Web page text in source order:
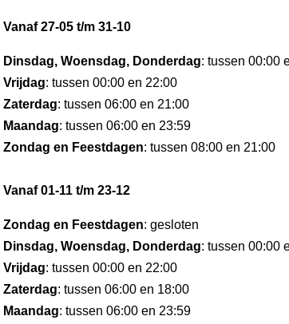
Vanaf 27-05 t/m 31-10
Dinsdag, Woensdag, Donderdag: tussen 00:00
Vrijdag: tussen 00:00 en 22:00
Zaterdag: tussen 06:00 en 21:00
Maandag: tussen 06:00 en 23:59
Zondag en Feestdagen: tussen 08:00 en 21:00
Vanaf 01-11 t/m 23-12
Zondag en Feestdagen: gesloten
Dinsdag, Woensdag, Donderdag: tussen 00:00
Vrijdag: tussen 00:00 en 22:00
Zaterdag: tussen 06:00 en 18:00
Maandag: tussen 06:00 en 23:59